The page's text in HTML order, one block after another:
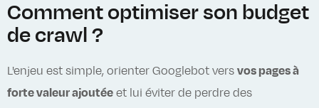
Comment optimiser son budget
de crawl ?
L'enjeu est simple, orienter Googlebot vers vos pages à
forte valeur ajoutée et lui éviter de perdre des